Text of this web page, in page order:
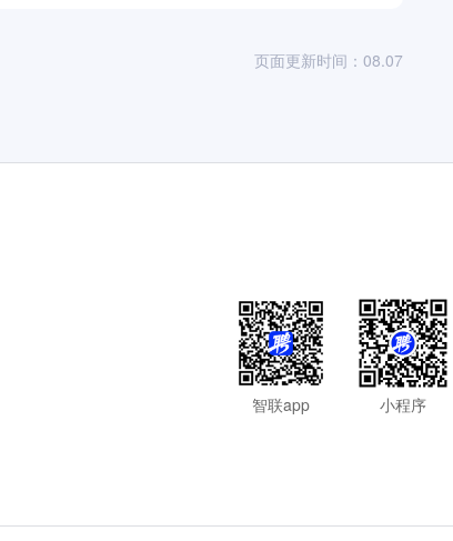
费营养午餐
筑职业新高度！
页面更新时间：08.07
智联app 小程序